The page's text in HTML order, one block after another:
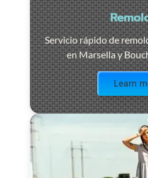
Servicio rápido de
en Marsella y
Learn